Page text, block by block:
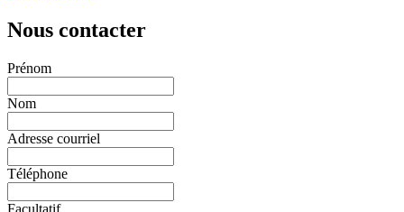
Nous contacter
Prénom
Nom
Adresse courriel
Téléphone
Facultatif